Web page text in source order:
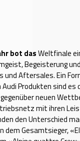
bot dasWeltfinale
Begeisterung
und Aftersales. Ein
Audi Produkten sind
neuen
mit ihren
den Unterschied
dem Gesamtsieger,